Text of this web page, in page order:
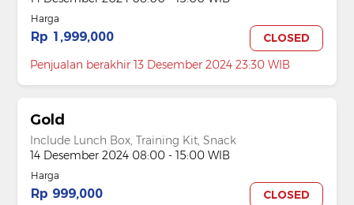
Harga
Rp 1,999,000
CLOSED
Penjualan berakhir 13 Desember 2024 23:30 WIB
Gold
Include Lunch Box, Training Kit, Snack
14 Desember 2024 08:00 - 15:00 WIB
Harga
Rp 999,000
CLOSED